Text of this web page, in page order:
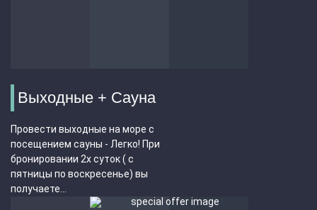
Выходные + Сауна
Провести выходные на море с
посещением сауны - Легко! При
бронировании 2х суток ( с
пятницы по воскресенье) вы
получаете...